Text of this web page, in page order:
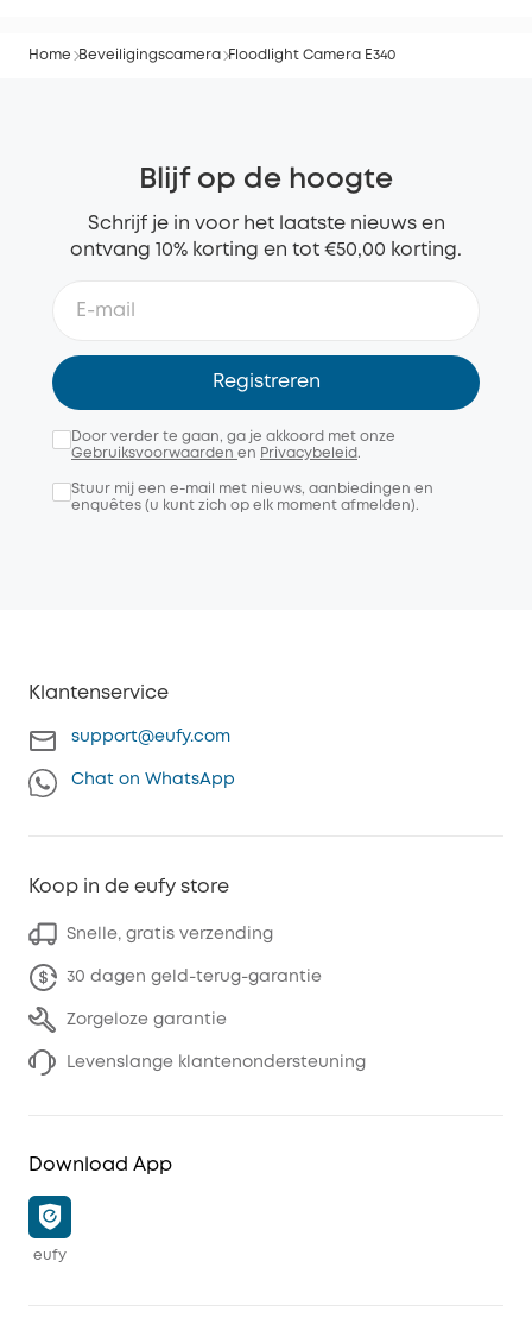
Home Beveiligingscamera Floodlight Camera E340
Blijf op de hoogte
Schrijf je in voor het laatste nieuws en
ontvang 10% korting en tot €50,00 korting.
Registreren
Door verder te gaan, ga je akkoord met onze
Gebruiksvoorwaarden en Privacybeleid.
Stuur mij een e-mail met nieuws, aanbiedingen en
enquêtes (u kunt zich op elk moment afmelden).
Klantenservice
support@eufy.com
Chat on WhatsApp
Koop in de eufy store
Snelle, gratis verzending
30 dagen geld-terug-garantie
Zorgeloze garantie
Levenslange klantenondersteuning
Download App
eufy